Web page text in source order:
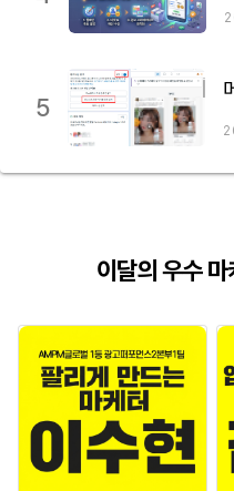
5
이달의 우수